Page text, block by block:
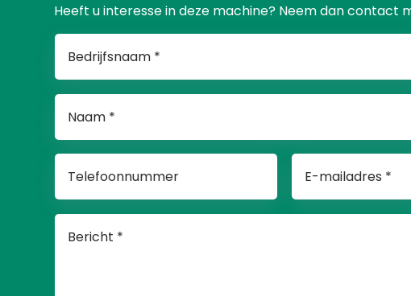
Heeft u interesse in deze machine? Neem dan contact